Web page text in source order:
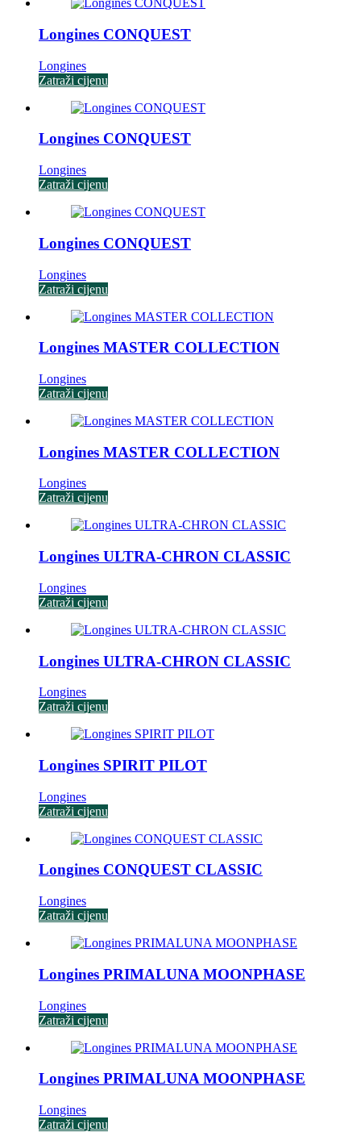
Longines CONQUEST
Longines
Zatraži cijenu
Longines CONQUEST
Longines
Zatraži cijenu
Longines CONQUEST
Longines
Zatraži cijenu
Longines MASTER COLLECTION
Longines
Zatraži cijenu
Longines MASTER COLLECTION
Longines
Zatraži cijenu
Longines ULTRA-CHRON CLASSIC
Longines
Zatraži cijenu
Longines ULTRA-CHRON CLASSIC
Longines
Zatraži cijenu
Longines SPIRIT PILOT
Longines
Zatraži cijenu
Longines CONQUEST CLASSIC
Longines
Zatraži cijenu
Longines PRIMALUNA MOONPHASE
Longines
Zatraži cijenu
Longines PRIMALUNA MOONPHASE
Longines
Zatraži cijenu